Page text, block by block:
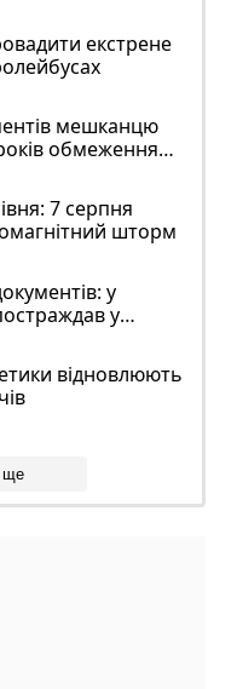
екстрене
мешканцю
обмеження
7 серпня
шторм
у
у
відновлюють
ще